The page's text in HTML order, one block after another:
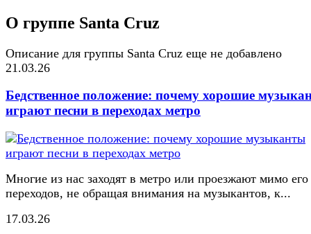
О группе Santa Cruz
Описание для группы Santa Cruz еще не добавлено
21.03.26
Бедственное положение: почему хорошие
играют песни в переходах метро
Многие из нас заходят в метро или проезжают мимо его
переходов, не обращая внимания на музыкантов, к...
17.03.26